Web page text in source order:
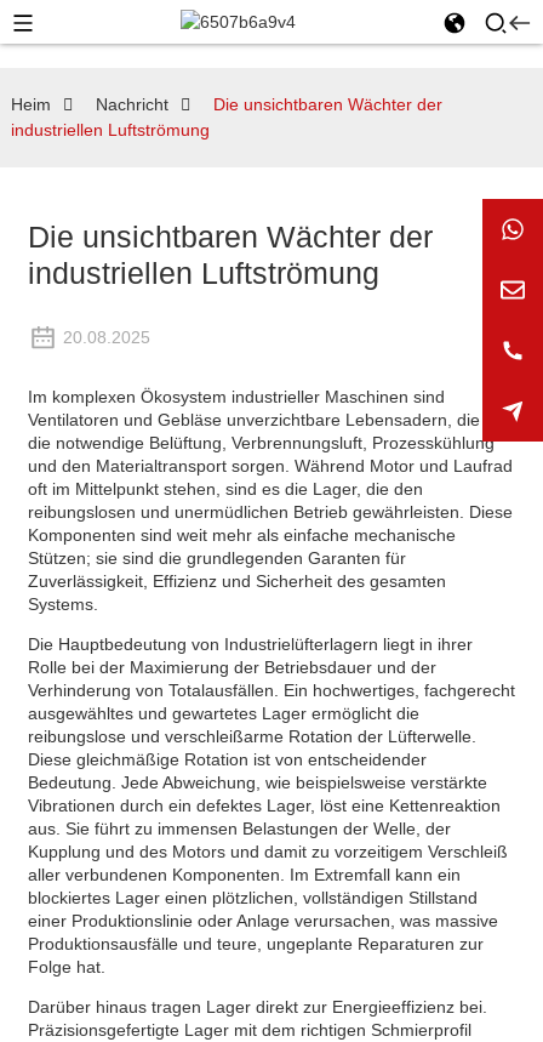
Heim Nachricht
Die unsichtbaren Wächter der
industriellen Luftströmung
Die unsichtbaren Wächter der
industriellen Luftströmung
20.08.2025
Im komplexen Ökosystem industrieller Maschinen sind
Ventilatoren und Gebläse unverzichtbare Lebensadern, die für
die notwendige Belüftung, Verbrennungsluft, Prozesskühlung
und den Materialtransport sorgen. Während Motor und Laufrad
oft im Mittelpunkt stehen, sind es die Lager, die den
reibungslosen und unermüdlichen Betrieb gewährleisten. Diese
Komponenten sind weit mehr als einfache mechanische
Stützen; sie sind die grundlegenden Garanten für
Zuverlässigkeit, Effizienz und Sicherheit des gesamten
Systems.
Die Hauptbedeutung von Industrielüfterlagern liegt in ihrer
Rolle bei der Maximierung der Betriebsdauer und der
Verhinderung von Totalausfällen. Ein hochwertiges, fachgerecht
ausgewähltes und gewartetes Lager ermöglicht die
reibungslose und verschleißarme Rotation der Lüfterwelle.
Diese gleichmäßige Rotation ist von entscheidender
Bedeutung. Jede Abweichung, wie beispielsweise verstärkte
Vibrationen durch ein defektes Lager, löst eine Kettenreaktion
aus. Sie führt zu immensen Belastungen der Welle, der
Kupplung und des Motors und damit zu vorzeitigem Verschleiß
aller verbundenen Komponenten. Im Extremfall kann ein
blockiertes Lager einen plötzlichen, vollständigen Stillstand
einer Produktionslinie oder Anlage verursachen, was massive
Produktionsausfälle und teure, ungeplante Reparaturen zur
Folge hat.
Darüber hinaus tragen Lager direkt zur Energieeffizienz bei.
Präzisionsgefertigte Lager mit dem richtigen Schmierprofil